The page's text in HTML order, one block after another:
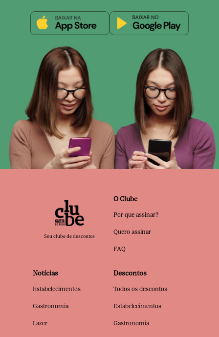
Seu clube de descontos
O Clube
Por que assinar?
Quero assinar
FAQ
Notícias
Estabelecimentos
Gastronomia
Lazer
Descontos
Todos os descontos
Estabelecimentos
Gastronomia